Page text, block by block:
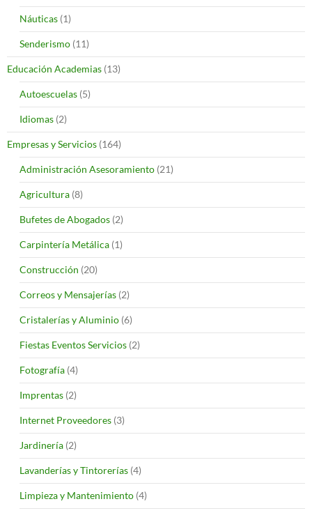
Náuticas (1)
Senderismo (11)
Educación Academias (13)
Autoescuelas (5)
Idiomas (2)
Empresas y Servicios (164)
Administración Asesoramiento (21)
Agricultura (8)
Bufetes de Abogados (2)
Carpintería Metálica (1)
Construcción (20)
Correos y Mensajerías (2)
Cristalerías y Aluminio (6)
Fiestas Eventos Servicios (2)
Fotografía (4)
Imprentas (2)
Internet Proveedores (3)
Jardinería (2)
Lavanderías y Tintorerías (4)
Limpieza y Mantenimiento (4)